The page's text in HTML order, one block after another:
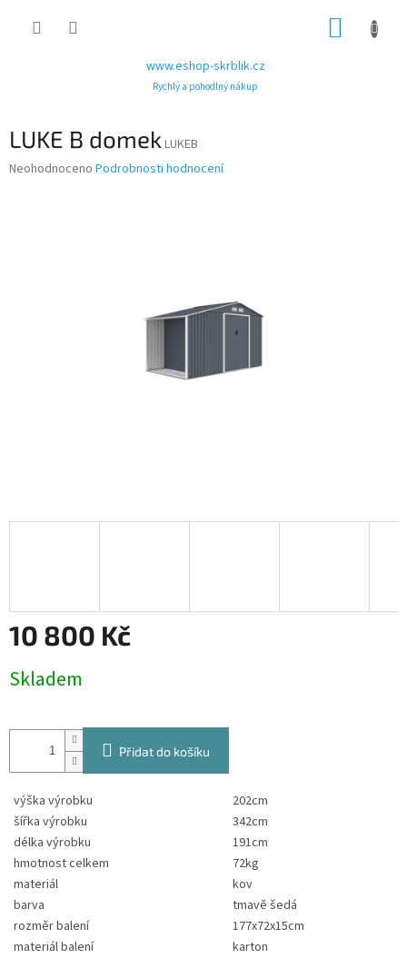
www.eshop-skrblik.cz
Rychlý a pohodlný nákup
LUKE B domek LUKEB
Průměrné
Neohodnoceno Podrobnosti hodnocení
10 800 Kč
cena:
Skladem
Přidat do košíku
výška výrobku
202cm
šířka výrobku
342cm
délka výrobku
191cm
hmotnost celkem
72kg
materiál
kov
barva
tmavě šedá
rozměr balení
177x72x15cm
materiál balení
karton